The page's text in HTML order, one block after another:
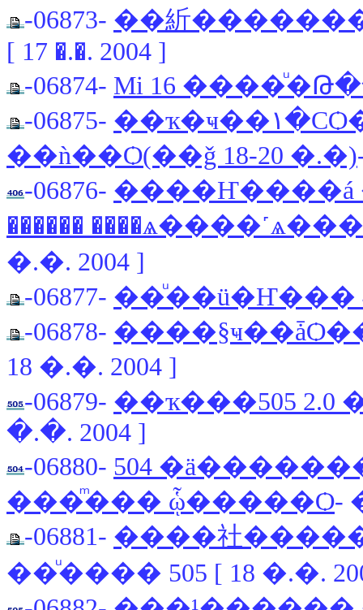
-06873-
[ 17 �.�. 2004 ]
-06874- Mi 16
-06875- ��ҡ�ҹ��١�СѺ���� ��� ��� .
��ǹ��Ѻ(��ǧ 18-20 �.�)
-06876- ����Ҥ����á
������
�.�. 2004 ]
-06877- ��ͧ��ü�Ҥ���
-06878-
18 �.�. 2004 ]
-06879- ��ҡ���505 2.0
�.�. 2004 ]
-06880- 504
���ͫ��� ᾧ�����Ѻ-
-06881- ����社
��ͧ���� 505 [ 18 �.�.